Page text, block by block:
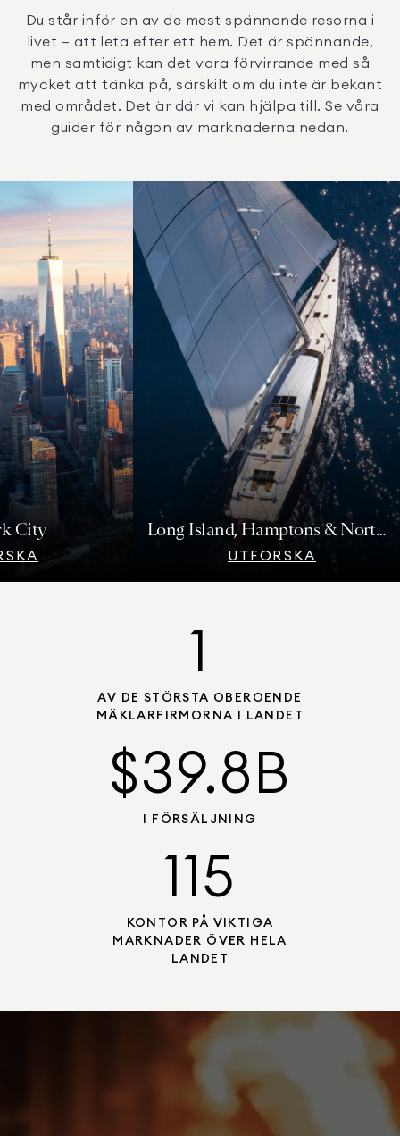
Du står inför en av de mest spännande resorna i
livet – att leta efter ett hem. Det är spännande,
men samtidigt kan det vara förvirrande med så
mycket att tänka på, särskilt om du inte är bekant
med området. Det är där vi kan hjälpa till. Se våra
guider för någon av marknaderna nedan.
Long Island, Hamptons & North Fork
UTFORSKA
1
AV DE STÖRSTA OBEROENDE
MÄKLARFIRMORNA I LANDET
$39.8B
I FÖRSÄLJNING
115
KONTOR PÅ VIKTIGA
MARKNADER ÖVER HELA
LANDET